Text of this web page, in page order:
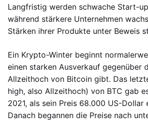
Langfristig werden schwache Start-
während stärkere Unternehmen
Stärken ihrer Produkte unter Beweis
Ein Krypto-Winter beginnt
einen starken Ausverkauf gegenüber
Allzeithoch von Bitcoin gibt. Das
high, also Allzeithoch) von BTC gab
2021, als sein Preis 68.000 US-Dollar
Danach begannen die Preise nach